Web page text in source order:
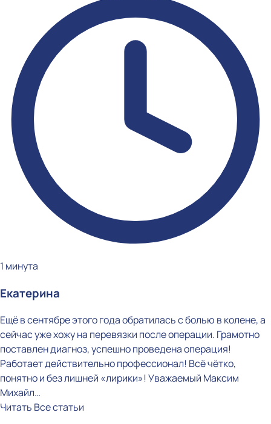
1 минута
Екатерина
Ещё в сентябре этого года обратилась с болью в колене, а
сейчас уже хожу на перевязки после операции. Грамотно
поставлен диагноз, успешно проведена операция!
Работает действительно профессионал! Всё чётко,
понятно и без лишней «лирики»! Уважаемый Максим
Михайл…
Читать Все статьи